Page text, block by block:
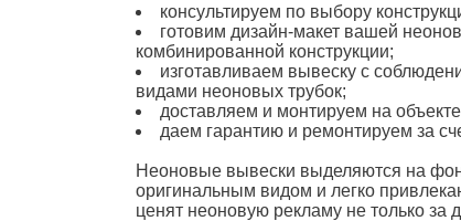
консультируем по выбору
готовим дизайн-макет вашей
комбинированной конструкции;
изготавливаем вывеску с
видами неоновых трубок;
доставляем и монтируем на
даем гарантию и ремонтируем за
Неоновые вывески выделяются на
оригинальным видом и легко
ценят неоновую рекламу не только за